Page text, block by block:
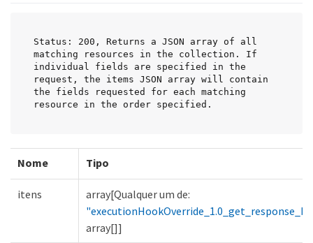
Status: 200, Returns a JSON array of all
matching resources in the collection. If
individual fields are specified in the
request, the items JSON array will contain
the fields requested for each matching
resource in the order specified.
Nome Tipo
itens
array[Qualquer um de:
array[]]